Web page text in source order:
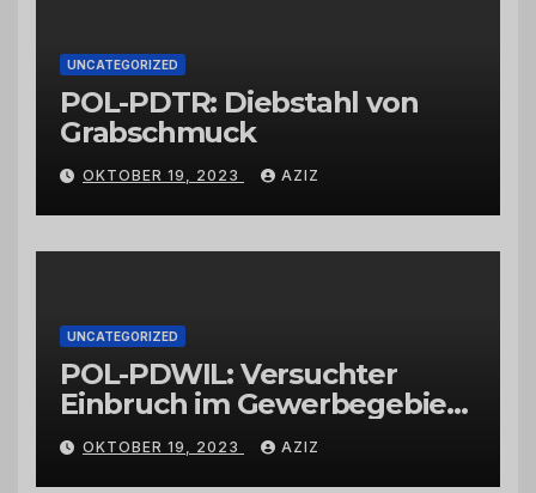
UNCATEGORIZED
POL-PDTR: Diebstahl von
Grabschmuck
OKTOBER 19, 2023 AZIZ
UNCATEGORIZED
POL-PDWIL: Versuchter
Einbruch im Gewerbegebiet
Wittlich
OKTOBER 19, 2023 AZIZ